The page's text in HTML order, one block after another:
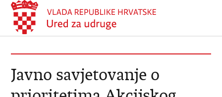
Javno savjetovanje o